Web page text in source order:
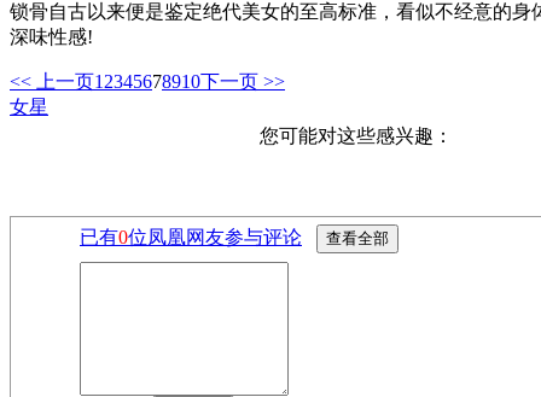
锁骨自古以来便是鉴定绝代美女的至高标准，看似不经意的
深味性感!
<< 上一页1 2345678910下一页 >>
女星
您可能对这些感兴趣：
已有0位凤凰网友参与评论